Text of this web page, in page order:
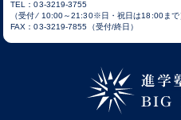
TEL：03-3219-3755
（受付 ⁄ 10:00～21:30※日・祝日は18:00まで
FAX：03-3219-7855（受付/終日）